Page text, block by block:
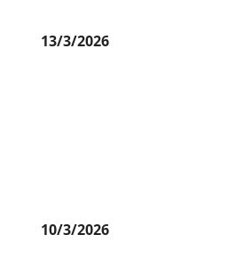
13/3/2026
10/3/2026